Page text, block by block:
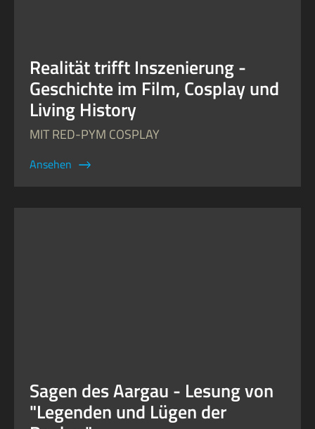
Realität trifft Inszenierung -
Geschichte im Film, Cosplay und
Living History
MIT RED-PYM COSPLAY
Ansehen
Sagen des Aargau - Lesung von
"Legenden und Lügen der